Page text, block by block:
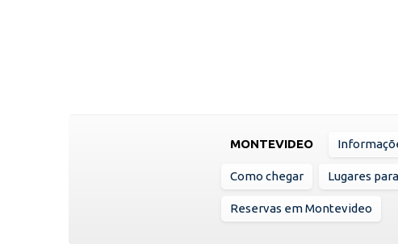
MONTEVIDEO
Como chegar Lugares
Reservas em Montevideo